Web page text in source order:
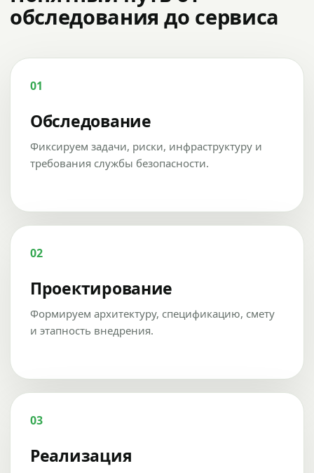
обследования до сервиса
01
Обследование
Фиксируем задачи, риски, инфраструктуру и
требования службы безопасности.
02
Проектирование
Формируем архитектуру, спецификацию, смету
и этапность внедрения.
03
Реализация